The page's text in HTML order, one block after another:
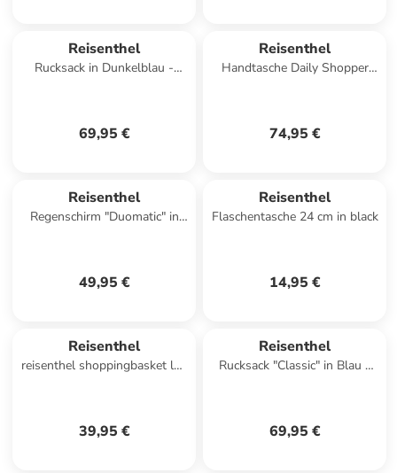
Reisenthel
Rucksack in Dunkelblau -
69,95 €
Reisenthel
Handtasche Daily Shopper
74,95 €
Reisenthel
Regenschirm "Duomatic" in
49,95 €
Reisenthel
Flaschentasche 24 cm in black
14,95 €
Reisenthel
reisenthel shoppingbasket leo
39,95 €
Reisenthel
Rucksack "Classic" in Blau -
69,95 €